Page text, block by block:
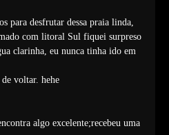
para desfrutar dessa praia linda,
com litoral Sul fiquei surpreso
clarinha, eu nunca tinha ido em
voltar. hehe
algo excelente;recebeu uma